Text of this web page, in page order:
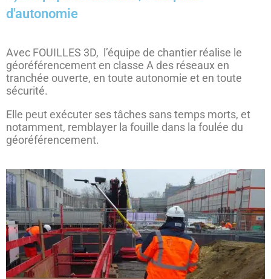
d'autonomie
Avec FOUILLES 3D, l’équipe de chantier réalise le
géoréférencement en classe A des réseaux en
tranchée ouverte, en toute autonomie et en toute
sécurité.
Elle peut exécuter ses tâches sans temps morts, et
notamment, remblayer la fouille dans la foulée du
géoréférencement.